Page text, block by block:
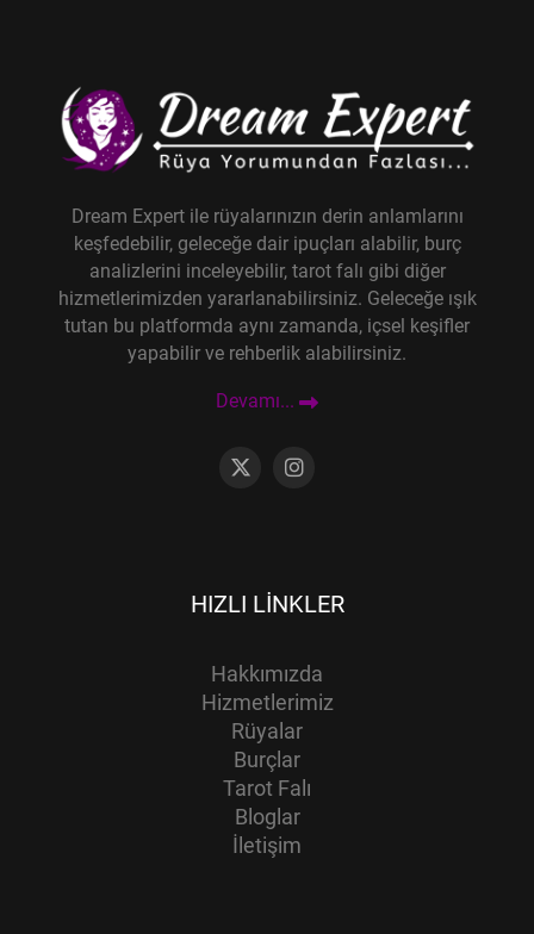
Dream Expert ile rüyalarınızın derin anlamlarını
keşfedebilir, geleceğe dair ipuçları alabilir, burç
analizlerini inceleyebilir, tarot falı gibi diğer
hizmetlerimizden yararlanabilirsiniz. Geleceğe ışık
tutan bu platformda aynı zamanda, içsel keşifler
yapabilir ve rehberlik alabilirsiniz.
Devamı...
HIZLI LINKLER
Hakkımızda
Hizmetlerimiz
Rüyalar
Burçlar
Tarot Falı
Bloglar
İletişim